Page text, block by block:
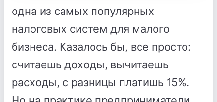
одна из самых популярных
налоговых систем для малого
бизнеса. Казалось бы, все просто:
считаешь доходы, вычитаешь
расходы, с разницы платишь 15%.